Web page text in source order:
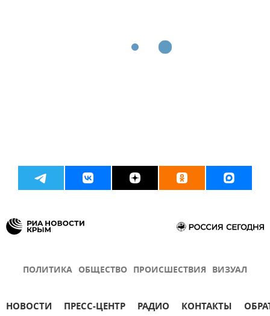
ПОЛИТИКА ОБЩЕСТВО ПРОИСШЕСТВИЯ ВИЗУАЛ
НОВОСТИ ПРЕСС-ЦЕНТР РАДИО КОНТАКТЫ